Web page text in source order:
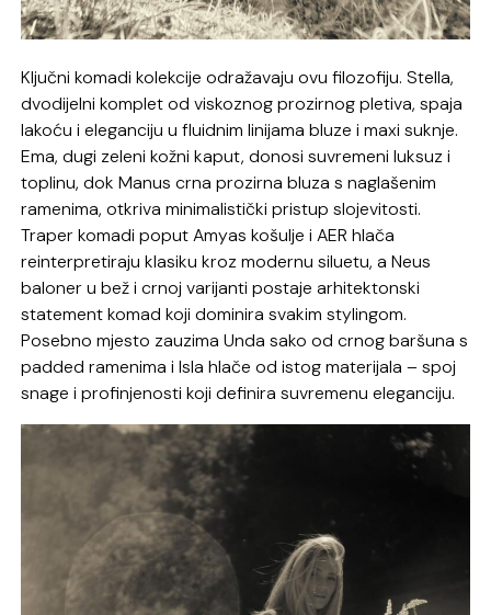
Ključni komadi kolekcije odražavaju ovu filozofiju. Stella,
dvodijelni komplet od viskoznog prozirnog pletiva, spaja
lakoću i eleganciju u fluidnim linijama bluze i maxi suknje.
Ema, dugi zeleni kožni kaput, donosi suvremeni luksuz i
toplinu, dok Manus crna prozirna bluza s naglašenim
ramenima, otkriva minimalistički pristup slojevitosti.
Traper komadi poput Amyas košulje i AER hlača
reinterpretiraju klasiku kroz modernu siluetu, a Neus
baloner u bež i crnoj varijanti postaje arhitektonski
statement komad koji dominira svakim stylingom.
Posebno mjesto zauzima Unda sako od crnog baršuna s
padded ramenima i Isla hlače od istog materijala – spoj
snage i profinjenosti koji definira suvremenu eleganciju.